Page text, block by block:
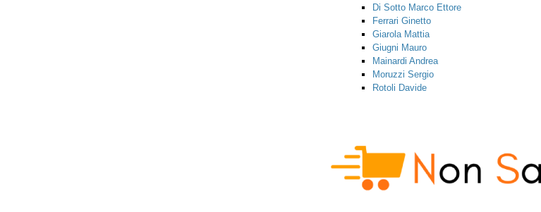
Di Sotto Marco Ettore
Ferrari Ginetto
Giarola Mattia
Giugni Mauro
Mainardi Andrea
Moruzzi Sergio
Rotoli Davide